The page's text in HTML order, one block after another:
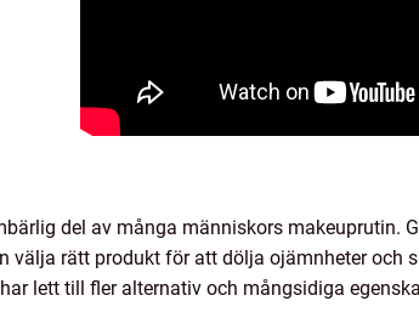
del av många människors makeuprutin.
välja rätt produkt för att dölja ojämnheter och
lett till fler alternativ och mångsidiga